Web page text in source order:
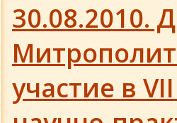
30.08.2010.
участие в
В. П. Олейник
Волченко В.Н.
Доклад: "Монархия